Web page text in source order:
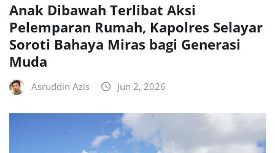
Anak Dibawah Terlibat Aksi
Pelemparan Rumah, Kapolres Selayar
Soroti Bahaya Miras bagi Generasi
Muda
Asruddin Azis Jun 2, 2026